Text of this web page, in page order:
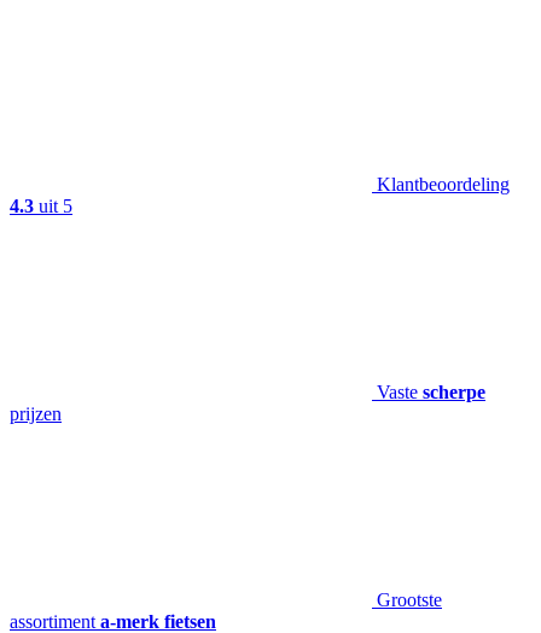
Klantbeoordeling
4.3 uit 5
Vaste scherpe
prijzen
Grootste
assortiment a-merk fietsen